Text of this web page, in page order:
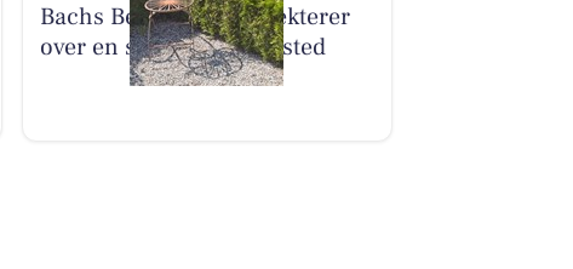
Bachs Begravelser reflekterer
over en stol ved et gravsted